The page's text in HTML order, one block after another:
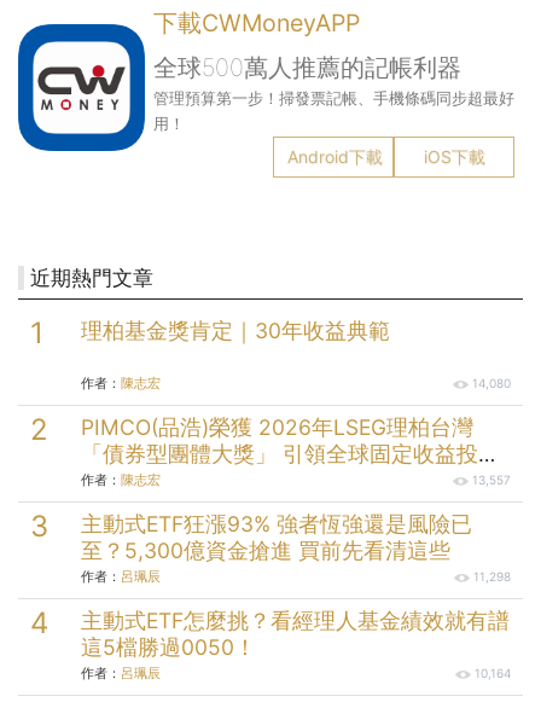
下載CWMoneyAPP
全球500萬人推薦的記帳利器
管理預算第一步！掃發票記帳、手機條碼同步超最好
用！
Android下載 iOS下載
近期熱門文章
理柏基金獎肯定｜30年收益典範
作者： 陳志宏 14,080
PIMCO(品浩)榮獲 2026年LSEG理柏台灣
「債券型團體大獎」 引領全球固定收益投資
逾半世紀的投資實力
作者： 陳志宏 13,557
主動式ETF狂漲93% 強者恆強還是風險已
至？5,300億資金搶進 買前先看清這些
作者： 呂珮辰 11,298
主動式ETF怎麼挑？看經理人基金績效就有譜
這5檔勝過0050！
作者： 呂珮辰 10,164